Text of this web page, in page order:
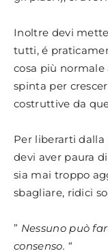
Inoltre devi
tutti, é
cosa più
spinta per
costruttive da
Per liberarti
devi aver paura
sia mai troppo
sbagliare, ridici
” Nessuno può
consenso. “